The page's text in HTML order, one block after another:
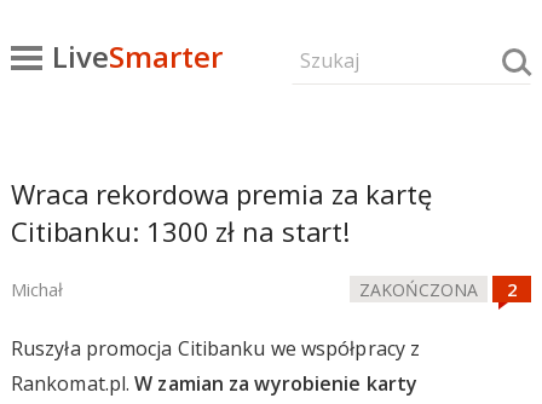
LiveSmarter
Wraca rekordowa premia za kartę
Citibanku: 1300 zł na start!
Michał ZAKOŃCZONA
Ruszyła promocja Citibanku we współpracy z
Rankomat.pl.W zamian za wyrobienie karty